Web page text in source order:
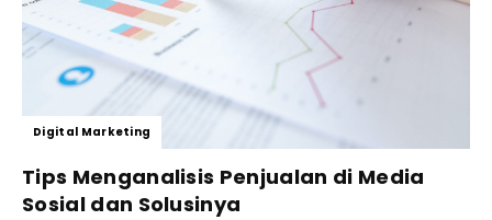
Digital Marketing
Tips Menganalisis Penjualan di Media
Sosial dan Solusinya